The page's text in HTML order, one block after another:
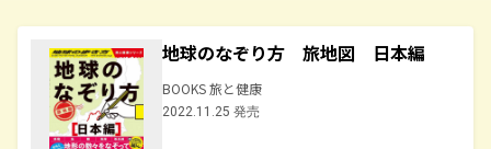
地球のなぞり方 旅地図 日本編
BOOKS 旅と健康
2022.11.25 発売